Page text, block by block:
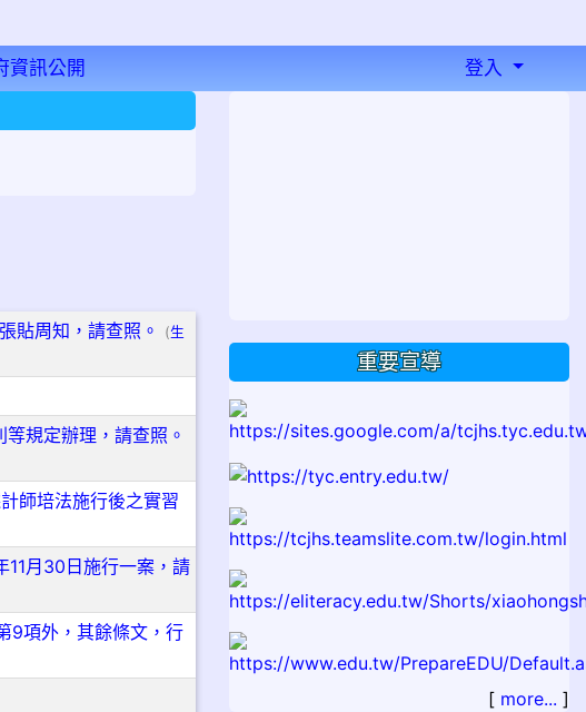
資訊公開 登入
貼周知，請查照。 (生
規定辦理，請查照。
師培法施行後之實習
11月30日施行一案，請
9項外，其餘條文，行
重要宣導
[ more... ]